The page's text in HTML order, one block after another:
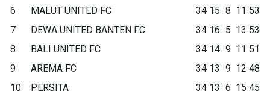
6 MALUT UNITED FC 34 15 8 11 53
7
DEWA UNITED BANTEN FC 34 16 5 13 53
8
BALI UNITED FC 34 14 9 11 51
9
AREMA FC 34 13 9 12 48
10
PERSITA 34 13 6 15 45